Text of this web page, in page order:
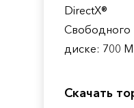
DirectX®
Свободного
диске: 700
Скачать